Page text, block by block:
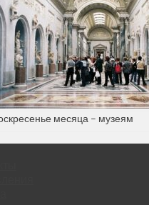
месяца – музеям